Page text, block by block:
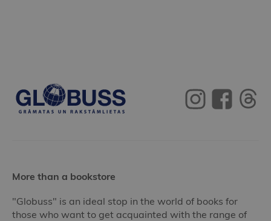
More than a bookstore
"Globuss" is an ideal stop in the world of books for
those who want to get acquainted with the range of